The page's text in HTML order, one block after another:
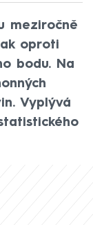
meziročně
oproti
bodu. Na
Vyplývá